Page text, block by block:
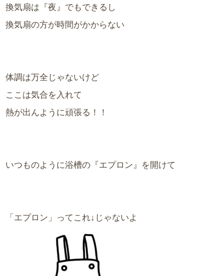
換気扇は『夜』でもできるし
換気扇の方が時間がかからない
体調は万全じゃないけど
ここは気合を入れて
熱が出んように頑張る！！
いつものように浴槽の『エプロン』を開けて
「エプロン」ってこれ↓じゃないよ